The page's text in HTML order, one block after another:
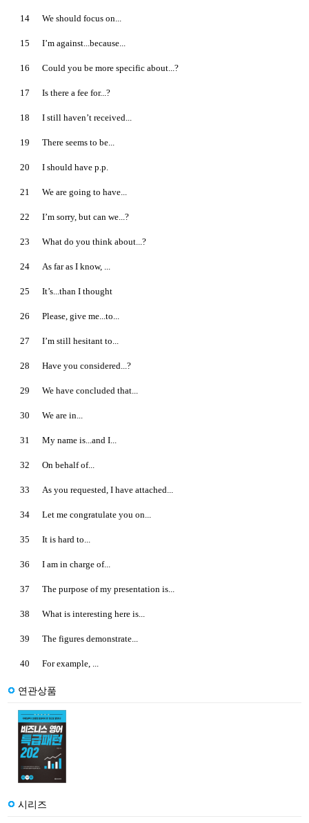
14 We should focus on...
15 I’m against...because...
16 Could you be more specific about...?
17 Is there a fee for...?
18 I still haven’t received...
19 There seems to be...
20 I should have p.p.
21 We are going to have...
22 I’m sorry, but can we...?
23 What do you think about...?
24 As far as I know, ...
25 It’s...than I thought
26 Please, give me...to...
27 I’m still hesitant to...
28 Have you considered...?
29 We have concluded that...
30 We are in...
31 My name is...and I...
32 On behalf of...
33 As you requested, I have attached...
34 Let me congratulate you on...
35 It is hard to...
36 I am in charge of...
37 The purpose of my presentation is...
38 What is interesting here is...
39 The figures demonstrate...
40 For example, ...
연관상품
시리즈